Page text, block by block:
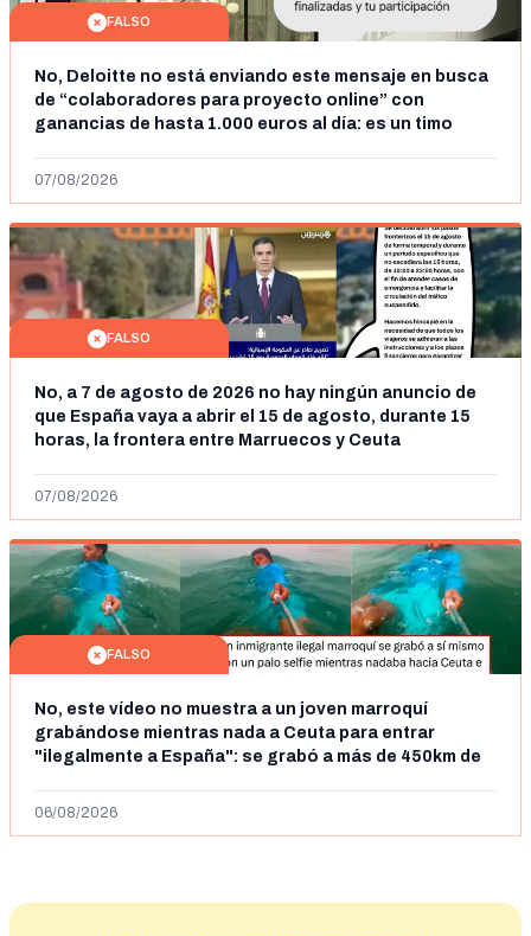
FALSO
No, Deloitte no está enviando este mensaje en busca
de “colaboradores para proyecto online” con
ganancias de hasta 1.000 euros al día: es un timo
07/08/2026
FALSO
No, a 7 de agosto de 2026 no hay ningún anuncio de
que España vaya a abrir el 15 de agosto, durante 15
horas, la frontera entre Marruecos y Ceuta
07/08/2026
FALSO
No, este vídeo no muestra a un joven marroquí
grabándose mientras nada a Ceuta para entrar
"ilegalmente a España": se grabó a más de 450km de
06/08/2026